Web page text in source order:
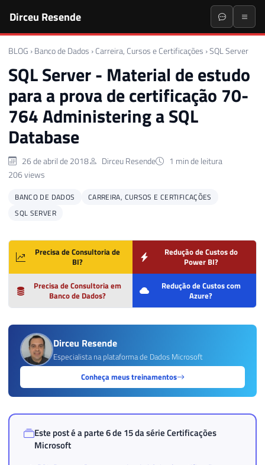
Dirceu Resende
BLOG › Banco de Dados › Carreira, Cursos e Certificações ›SQL Server
SQL Server - Material de estudo
para a prova de certificação 70-
764 Administering a SQL
Database
26 de abril de 2018 Dirceu Resende
1 min de leitura
206 views
BANCO DE DADOS
CARREIRA, CURSOS E CERTIFICAÇÕES
SQL SERVER
Precisa de Consultoria de
BI?
Redução de Custos do
Power BI?
Precisa de Consultoria em
Banco de Dados?
Redução de Custos com
Azure?
Dirceu Resende
Especialista na plataforma de Dados Microsoft
Conheça meus treinamentos
Este post é a parte 6 de 15 da sérieCertificações
Microsoft